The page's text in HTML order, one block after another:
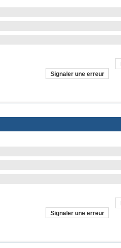
Signaler une erreur
Signaler une erreur